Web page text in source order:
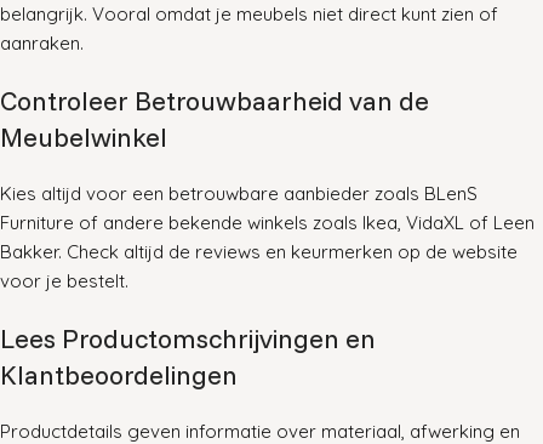
belangrijk. Vooral omdat je meubels niet direct kunt zien of
aanraken.
Controleer Betrouwbaarheid van de
Meubelwinkel
Kies altijd voor een betrouwbare aanbieder zoals BLenS
Furniture of andere bekende winkels zoals Ikea, VidaXL of Leen
Bakker. Check altijd de reviews en keurmerken op de website
voor je bestelt.
Lees Productomschrijvingen en
Klantbeoordelingen
Productdetails geven informatie over materiaal, afwerking en